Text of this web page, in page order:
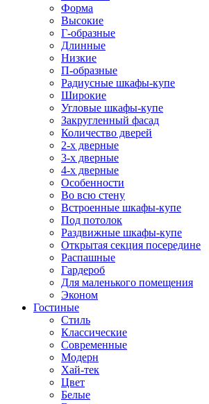
Форма
Высокие
Г-образные
Длинные
Низкие
П-образные
Радиусные шкафы-купе
Широкие
Угловые шкафы-купе
Закругленный фасад
Количество дверей
2-х дверные
3-х дверные
4-х дверные
Особенности
Во всю стену
Встроенные шкафы-купе
Под потолок
Раздвижные шкафы-купе
Открытая секция посередине
Распашные
Гардероб
Для маленького помещения
Эконом
Гостиные
Стиль
Классические
Современные
Модерн
Хай-тек
Цвет
Белые